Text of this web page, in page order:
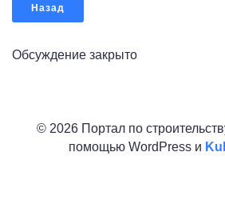
Назад
Обсуждение закрыто
© 2026 Портал по
помощью WordPress и